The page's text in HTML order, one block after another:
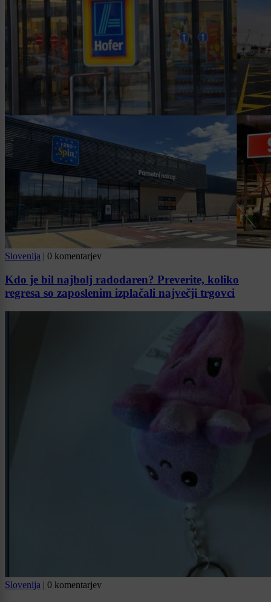
Slovenija | 0 komentarjev
Kdo je bil najbolj radodaren? Preverite, koliko
regresa so zaposlenim izplačali največji trgovci
Slovenija | 0 komentarjev